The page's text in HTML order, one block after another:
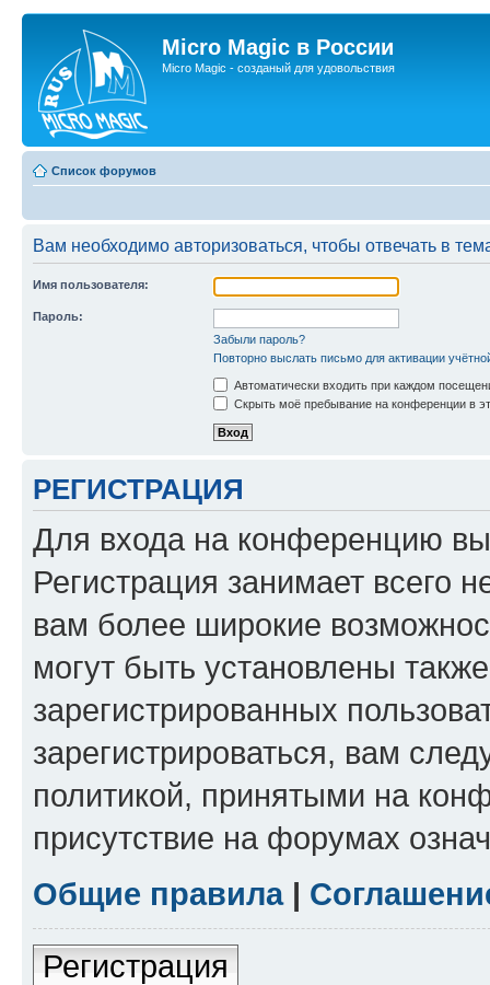
Micro Magic в России
Micro Magic - созданый для удовольствия
Список форумов
Вам необходимо авторизоваться, чтобы отвечать в
Имя пользователя:
Пароль:
Забыли пароль?
Повторно выслать письмо для активации
Автоматически входить при каждом
Скрыть моё пребывание на конференции в
РЕГИСТРАЦИЯ
Для входа на конференцию
Регистрация занимает всего
вам более широкие
могут быть установлены
зарегистрированных
зарегистрироваться, вам
политикой, принятыми на
присутствие на форумах
Общие правила|
Регистрация